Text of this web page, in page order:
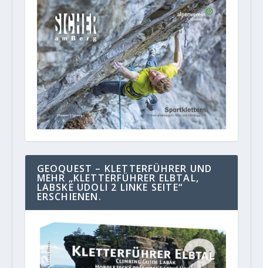
GEOQUEST – KLETTERFÜHRER UND
MEHR „KLETTERFÜHRER ELBTAL,
LABSKE UDOLI 2 LINKE SEITE“
ERSCHIENEN.